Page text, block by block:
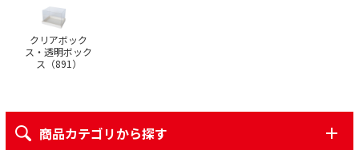
クリアボック
ス・透明ボック
ス（891 ）
商品カテゴリから探す